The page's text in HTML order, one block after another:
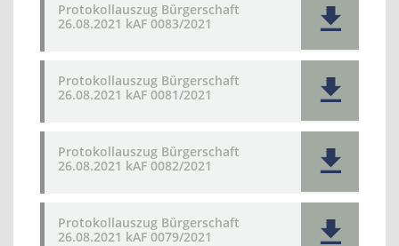
Protokollauszug Bürgerschaft
26.08.2021 kAF 0083/2021
Protokollauszug Bürgerschaft
26.08.2021 kAF 0081/2021
Protokollauszug Bürgerschaft
26.08.2021 kAF 0082/2021
Protokollauszug Bürgerschaft
26.08.2021 kAF 0079/2021